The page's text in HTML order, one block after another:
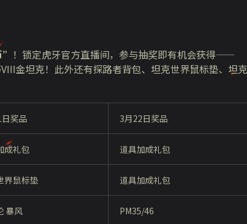
！锁定虎牙官方直播间，参与抽奖即有机会获得——
VIII金坦克！此外还有探路者背包、坦克世界鼠标垫、坦克
日奖品 3月22日奖品
成礼包 道具加成礼包
界鼠标垫 道具加成礼包
暴风 PM35/46